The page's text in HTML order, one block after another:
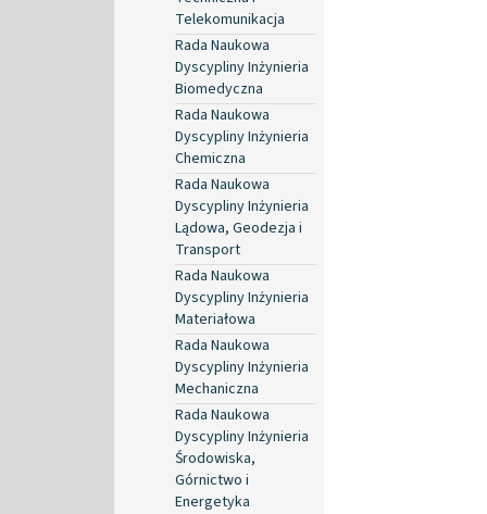
Telekomunikacja
Rada Naukowa
Dyscypliny Inżynieria
Biomedyczna
Rada Naukowa
Dyscypliny Inżynieria
Chemiczna
Rada Naukowa
Dyscypliny Inżynieria
Lądowa, Geodezja i
Transport
Rada Naukowa
Dyscypliny Inżynieria
Materiałowa
Rada Naukowa
Dyscypliny Inżynieria
Mechaniczna
Rada Naukowa
Dyscypliny Inżynieria
Środowiska,
Górnictwo i
Energetyka